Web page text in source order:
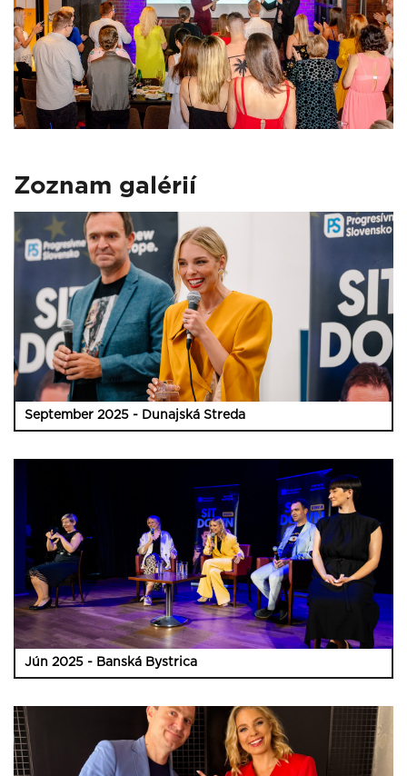
Zoznam galérií
September 2025 - Dunajská Streda
Jún 2025 - Banská Bystrica